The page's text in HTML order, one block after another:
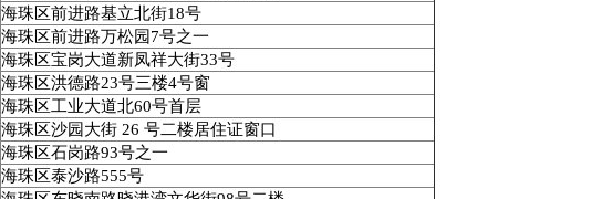
海珠区前进路基立北街18号
海珠区前进路万松园7号之一
海珠区宝岗大道新凤祥大街33号
海珠区洪德路23号三楼4号窗
海珠区工业大道北60号首层
海珠区沙园大街 26 号二楼居住证窗口
海珠区石岗路93号之一
海珠区泰沙路555号